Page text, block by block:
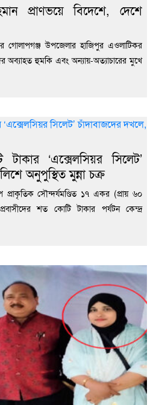
প্রাণভয়ে বিদেশে, দেশে
গোলাপগঞ্জ উপজেলার হাজিপুর এওলাটিকর
অব্যাহত হুমকি এবং অন্যায়-অত্যাচারের মুখে
‘এক্সেলসিয়র সিলেট’
অনুপুস্থিত মুন্না চক্র
সৌন্দর্যমণ্ডিত ১৭ একর (প্রায় ৬০
শত কোটি টাকার পর্যটন কেন্দ্র